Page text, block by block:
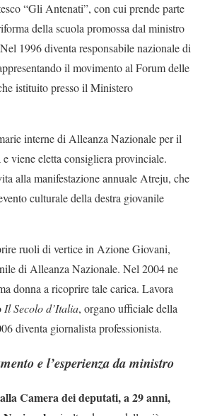
“Gli Antenati”, con cui prende parte
della scuola promossa dal ministro
1996 diventa responsabile nazionale di
il movimento al Forum delle
istituito presso il Ministero
interne di Alleanza Nazionale per il
viene eletta consigliera provinciale.
alla manifestazione annuale Atreju, che
culturale della destra giovanile
ruoli di vertice in Azione Giovani,
di Alleanza Nazionale. Nel 2004 ne
donna a ricoprire tale carica. Lavora
Il Secolo d’Italia, organo ufficiale della
diventa giornalista professionista.
e l’esperienza da ministro
Camera dei deputati, a 29 anni,